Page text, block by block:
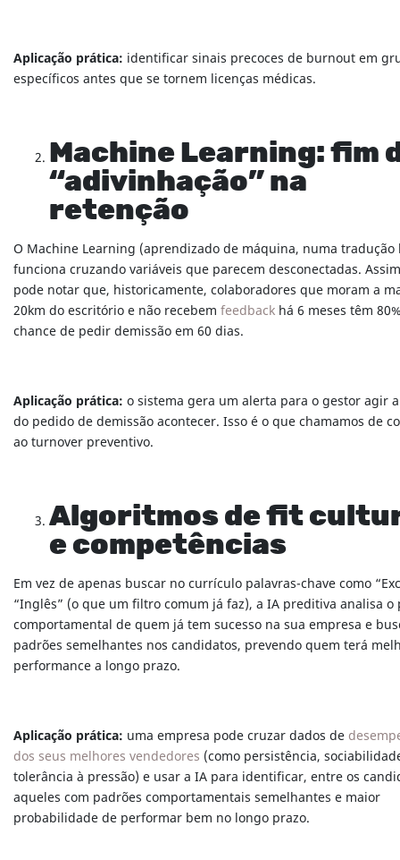
Aplicação prática: identificar sinais precoces de burnout em
específicos antes que se tornem licenças médicas.
Machine Learning: fim
“adivinhação” na
retenção
O Machine Learning (aprendizado de máquina, numa
funciona cruzando variáveis que parecem desconectadas.
pode notar que, historicamente, colaboradores que moram a
20km do escritório e não recebem feedback há 6 meses têm
chance de pedir demissão em 60 dias.
Aplicação prática: o sistema gera um alerta para o gestor agir
do pedido de demissão acontecer. Isso é o que chamamos de
ao turnover preventivo.
Algoritmos de fit
e competências
Em vez de apenas buscar no currículo palavras-chave como
“Inglês” (o que um filtro comum já faz), a IA preditiva analisa o
comportamental de quem já tem sucesso na sua empresa e
padrões semelhantes nos candidatos, prevendo quem terá
performance a longo prazo.
Aplicação prática: uma empresa pode cruzar dados de
dos seus melhores vendedores (como persistência,
tolerância à pressão) e usar a IA para identificar, entre os
aqueles com padrões comportamentais semelhantes e maior
probabilidade de performar bem no longo prazo.